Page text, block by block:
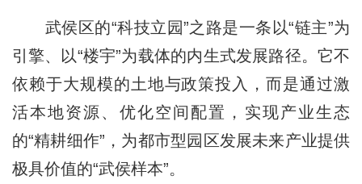
武侯区的“科技立园”之路是一条以“链主”为
引擎、以“楼宇”为载体的内生式发展路径。它不
依赖于大规模的土地与政策投入，而是通过激
活本地资源、优化空间配置，实现产业生态
的“精耕细作”，为都市型园区发展未来产业提供
极具价值的“武侯样本”。